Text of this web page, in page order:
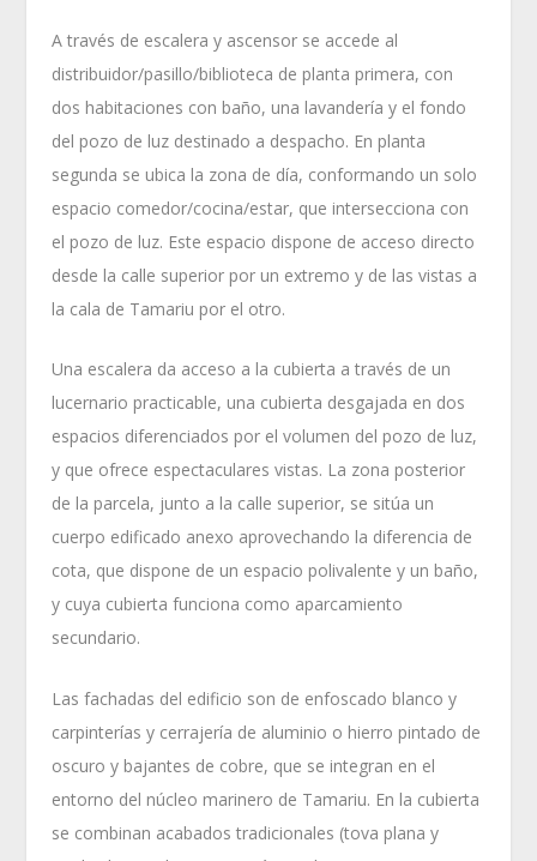
A través de escalera y ascensor se accede al
distribuidor/pasillo/biblioteca de planta primera, con
dos habitaciones con baño, una lavandería y el fondo
del pozo de luz destinado a despacho. En planta
segunda se ubica la zona de día, conformando un solo
espacio comedor/cocina/estar, que intersecciona con
el pozo de luz. Este espacio dispone de acceso directo
desde la calle superior por un extremo y de las vistas a
la cala de Tamariu por el otro.
Una escalera da acceso a la cubierta a través de un
lucernario practicable, una cubierta desgajada en dos
espacios diferenciados por el volumen del pozo de luz,
y que ofrece espectaculares vistas. La zona posterior
de la parcela, junto a la calle superior, se sitúa un
cuerpo edificado anexo aprovechando la diferencia de
cota, que dispone de un espacio polivalente y un baño,
y cuya cubierta funciona como aparcamiento
secundario.
Las fachadas del edificio son de enfoscado blanco y
carpinterías y cerrajería de aluminio o hierro pintado de
oscuro y bajantes de cobre, que se integran en el
entorno del núcleo marinero de Tamariu. En la cubierta
se combinan acabados tradicionales (tova plana y